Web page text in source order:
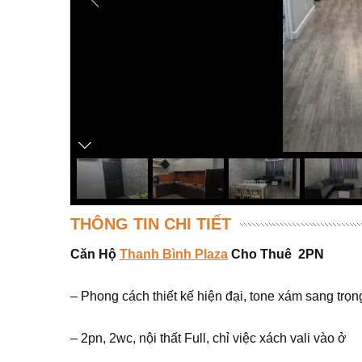
THÔNG TIN CHI TIẾT
Căn Hộ Thanh Bình Plaza Cho Thuê 2PN
– Phong cách thiết kế hiện đại, tone xám sang
– 2pn, 2wc, nội thất Full, chỉ việc xách vali vào ở